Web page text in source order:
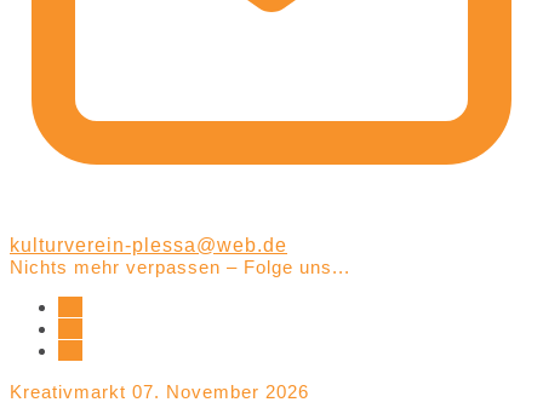
kulturverein-plessa@web.de
Nichts mehr verpassen – Folge uns...
Kreativmarkt 07. November 2026